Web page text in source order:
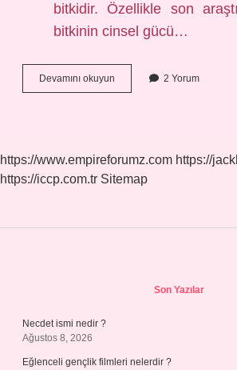
bitkidir. Özellikle son
bitkinin cinsel gücü…
Devamını okuyun Hibiskus
Cinsel
2 Yorum
https://www.empireforumz.com https://
https://iccp.com.tr Sitemap
Son Yazılar
Necdet ismi nedir ?
Ağustos 8, 2026
Eğlenceli gençlik filmleri nelerdir ?